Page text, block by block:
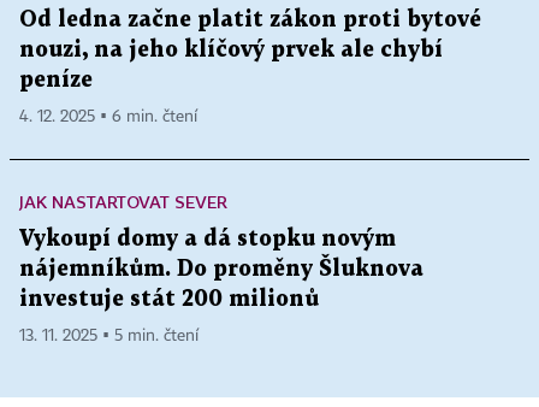
Od ledna začne platit zákon proti bytové
nouzi, na jeho klíčový prvek ale chybí
peníze
4. 12. 2025 ▪ 6 min. čtení
JAK NASTARTOVAT SEVER
Vykoupí domy a dá stopku novým
nájemníkům. Do proměny Šluknova
investuje stát 200 milionů
13. 11. 2025 ▪ 5 min. čtení